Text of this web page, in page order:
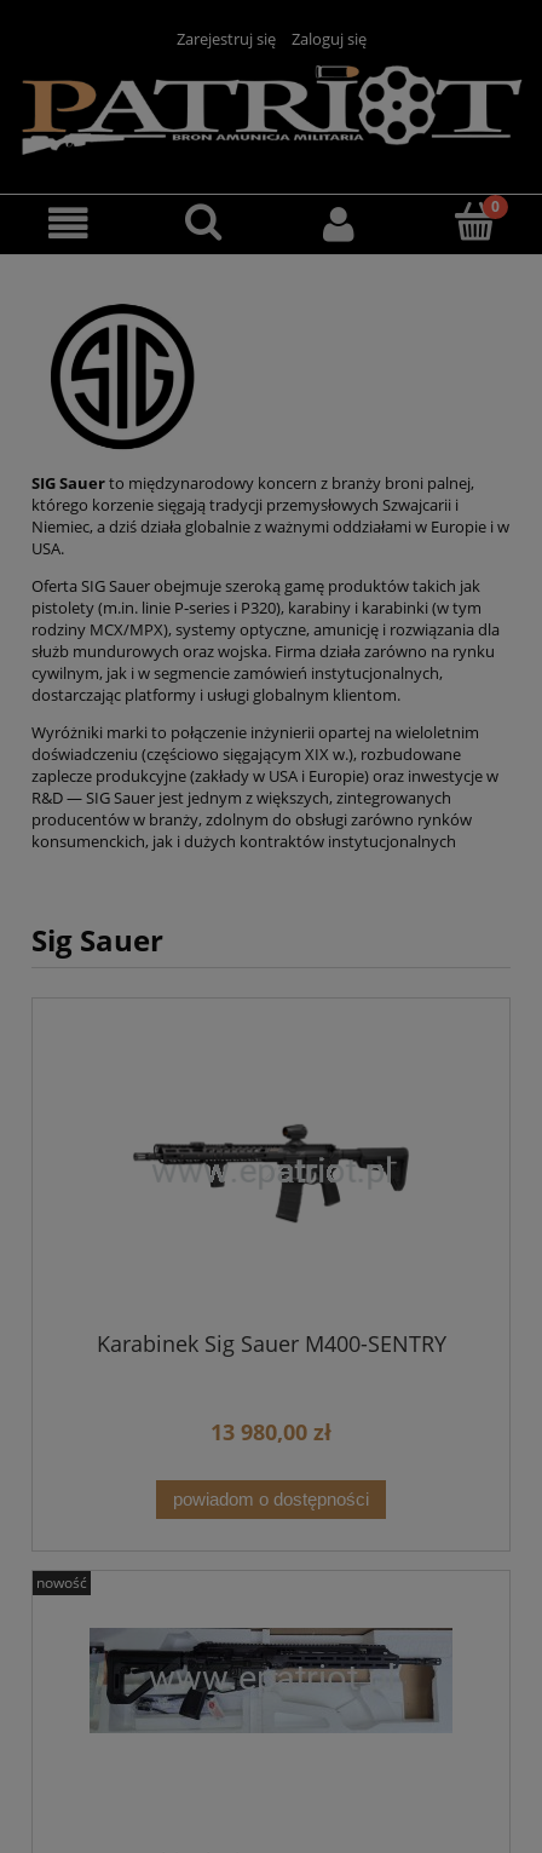
Zarejestruj się Zaloguj się
SIG Sauerto międzynarodowy koncern z branży broni palnej,
którego korzenie sięgają tradycji przemysłowych Szwajcarii i
Niemiec, a dziś działa globalnie z ważnymi oddziałami w Europie i w
USA.
Oferta SIG Sauer obejmuje szeroką gamę produktów takich jak
pistolety (m.in. linie P‑series i P320), karabiny i karabinki (w tym
rodziny MCX/MPX), systemy optyczne, amunicję i rozwiązania dla
służb mundurowych oraz wojska. Firma działa zarówno na rynku
cywilnym, jak i w segmencie zamówień instytucjonalnych,
dostarczając platformy i usługi globalnym klientom.
Wyróżniki marki to połączenie inżynierii opartej na wieloletnim
doświadczeniu (częściowo sięgającym XIX w.), rozbudowane
zaplecze produkcyjne (zakłady w USA i Europie) oraz inwestycje w
R&D — SIG Sauer jest jednym z większych, zintegrowanych
producentów w branży, zdolnym do obsługi zarówno rynków
konsumenckich, jak i dużych kontraktów instytucjonalnych
Sig Sauer
Karabinek Sig Sauer M400-SENTRY
13 980,00 zł
powiadom o dostępności
nowość